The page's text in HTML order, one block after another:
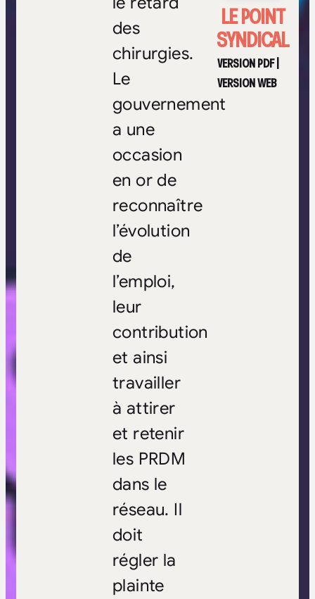
LE POINT
SYNDICAL
VERSION PDF|
VERSION WEB
des
chirurgies.
Le
gouvernement
a une
occasion
en or de
reconnaître
l’évolution
de
l’emploi,
leur
contribution
et ainsi
travailler
à attirer
et retenir
les PRDM
dans le
réseau. Il
doit
régler la
plainte